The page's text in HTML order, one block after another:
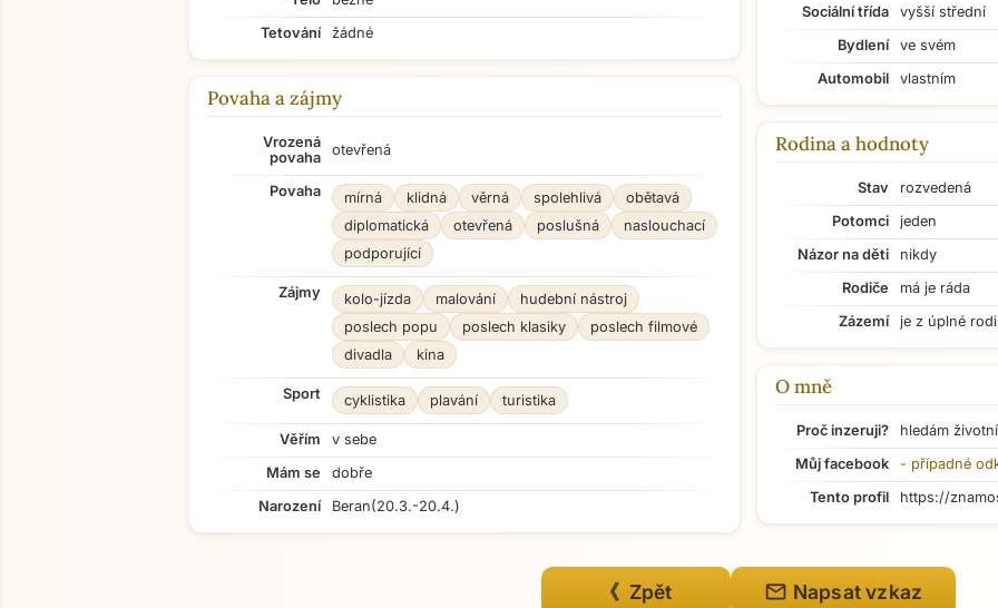
Přejít na hlavní obsah
Tetování
žádné
Povaha a zájmy
Vrozená
povaha
otevřená
Povaha mírná klidná věrná spolehlivá
obětavá
diplomatická
otevřená poslušná
naslouchací
podporující
Zájmy kolo-jízda malování
hudební nástroj
poslech popu
poslech klasiky
poslech filmové
divadla
kina
Sport cyklistika plavání turistika
Věřím
v sebe
Mám se
dobře
Narození
Beran(20.3.-20.4.)
Sociální třída
vyšší střední
Bydlení
ve svém
Automobil
vlastním
Rodina a hodnoty
Stav
rozvedená
Potomci
jeden
Názor na děti
nikdy
Rodiče
má je ráda
Zázemí
je z úplné
O mně
Proč inzeruji?
hledám
Můj facebook
- případné
Tento profil
https://
《 Zpět mail Napsat vzkaz